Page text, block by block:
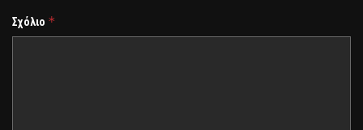
Σχόλιο *